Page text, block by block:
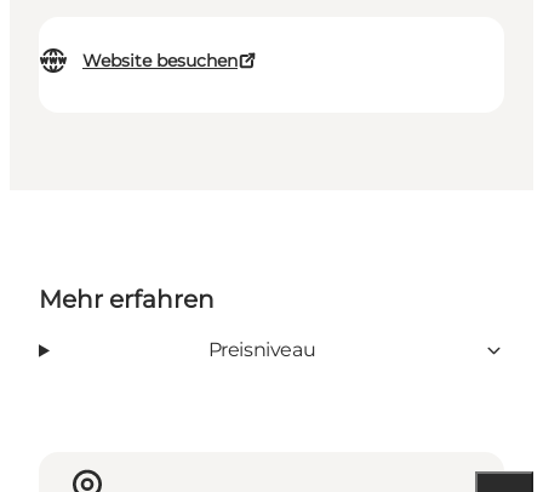
Website besuchen
Mehr erfahren
Preisniveau